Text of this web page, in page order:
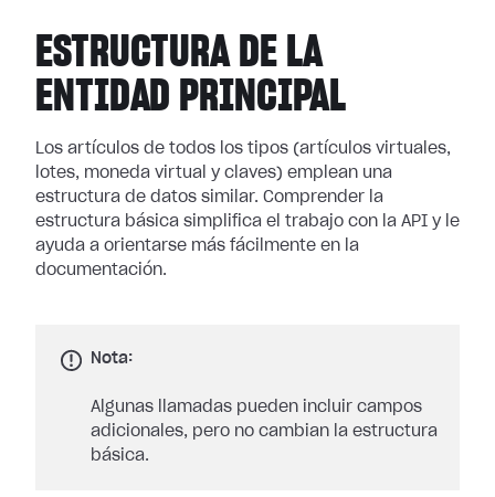
ESTRUCTURA DE LA
ENTIDAD PRINCIPAL
Los artículos de todos los tipos (artículos virtuales,
lotes, moneda virtual y claves) emplean una
estructura de datos similar. Comprender la
estructura básica simplifica el trabajo con la API y le
ayuda a orientarse más fácilmente en la
documentación.
Nota:
Algunas llamadas pueden incluir campos
adicionales, pero no cambian la estructura
básica.